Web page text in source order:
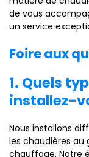
de vous
un service
Foire aux
1. Quels
installez-
Nous installons
les chaudières au
chauffage. Notre